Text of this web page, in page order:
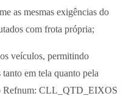
as mesmas exigências do
com frota própria;
veículos, permitindo
em tela quanto pela
Refnum: CLL_QTD_EIXOS